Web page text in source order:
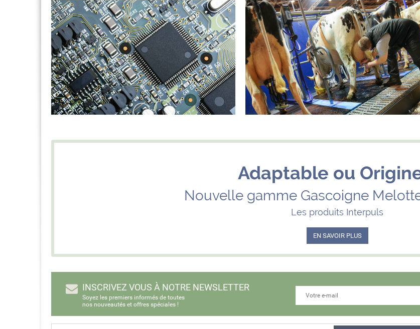
Adaptable ou
Nouvelle gamme Gascoigne
Les produits Interpuls
EN SAVOIR PLUS
INSCRIVEZ VOUS À NOTRE NEWSLETTER
Soyez les premiers informés de toutes
nos nouveautés et offres spéciales !